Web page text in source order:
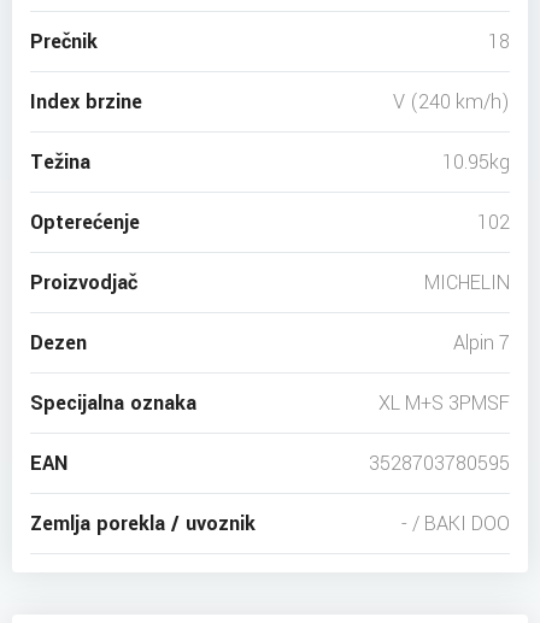
Prečnik 18
Index brzine V (240 km/h)
Težina 10.95kg
Opterećenje 102
Proizvodjač MICHELIN
Dezen Alpin 7
Specijalna oznaka XL M+S 3PMSF
EAN 3528703780595
Zemlja porekla / uvoznik - / BAKI DOO